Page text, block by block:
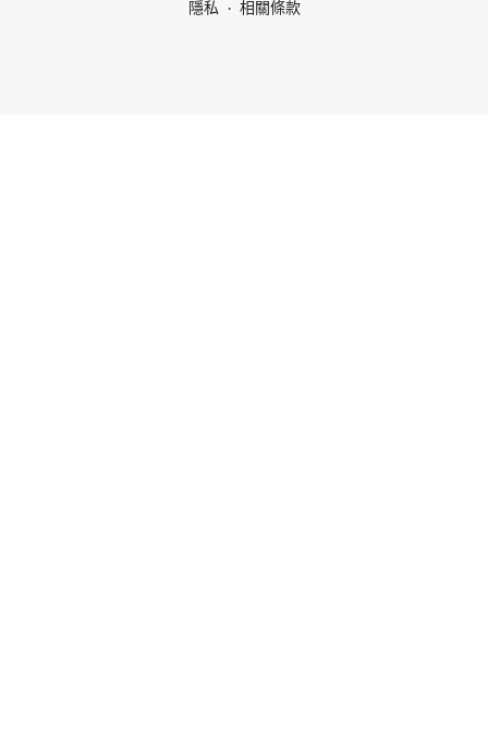
隱私 相關條款